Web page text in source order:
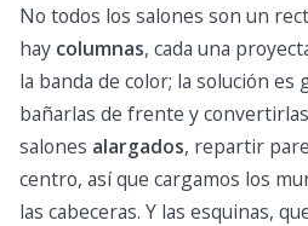
No todos los salones son un
hay columnas, cada una
la banda de color; la solución
bañarlas de frente y
salones alargados, repartir
centro, así que cargamos los
las cabeceras. Y las esquinas,